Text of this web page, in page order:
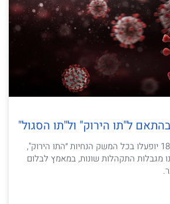
ל"תו הירוק" ול"תו הסגול"
החל מיום רביעי 18.8.21 יופעלו בכל המשק הנחיות ״התו הירוק",
מגבלות התקהלות שונות, במאמץ לבלום